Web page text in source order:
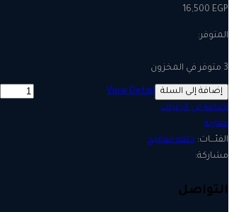
16,500 EGP
199386
إضافة إلى السلة View Detail
اضافة في الرغبات
مقارنة
حلقة مفاتيح
التواصل